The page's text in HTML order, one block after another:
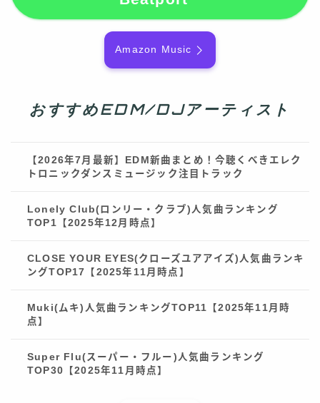
Amazon Music
おすすめEDM/DJアーティスト
【2026年7月最新】EDM新曲まとめ！今聴くべきエレク
トロニックダンスミュージック注目トラック
Lonely Club(ロンリー・クラブ)人気曲ランキング
TOP1【2025年12月時点】
CLOSE YOUR EYES(クローズユアアイズ)人気曲ランキ
ングTOP17【2025年11月時点】
Muki(ムキ)人気曲ランキングTOP11【2025年11月時
点】
Super Flu(スーパー・フルー)人気曲ランキング
TOP30【2025年11月時点】